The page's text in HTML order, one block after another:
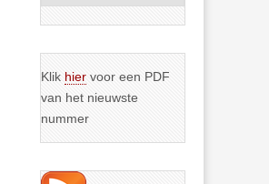
Klik hier voor een PDF
van het nieuwste
nummer